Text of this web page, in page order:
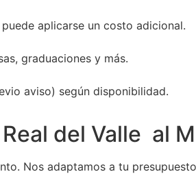
aplicarse un costo adicional.
graduaciones y más.
aviso) según disponibilidad.
del Valle al
Nos adaptamos a tu